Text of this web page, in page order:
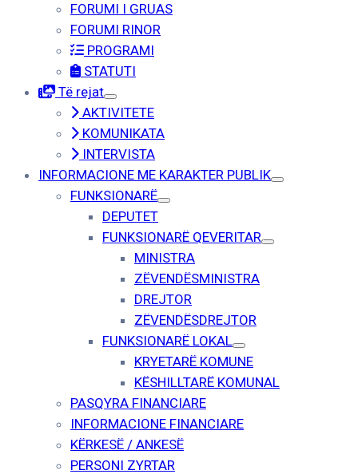
FORUMI I GRUAS
FORUMI RINOR
PROGRAMI
STATUTI
Të rejat
AKTIVITETE
KOMUNIKATA
INTERVISTA
INFORMACIONE ME KARAKTER PUBLIK
FUNKSIONARË
DEPUTET
FUNKSIONARË QEVERITAR
MINISTRA
ZËVENDËSMINISTRA
DREJTOR
ZËVENDËSDREJTOR
FUNKSIONARË LOKAL
KRYETARË KOMUNE
KËSHILLTARË KOMUNAL
PASQYRA FINANCIARE
INFORMACIONE FINANCIARE
KËRKESË / ANKESË
PERSONI ZYRTAR